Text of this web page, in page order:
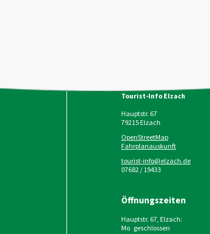
Tourist-Info Elzach
Hauptstr. 67
79215Elzach
OpenStreetMap
Fahrplanauskunft
tourist-info@elzach.de
07682 / 19433
Öffnungszeiten
Hauptstr. 67, Elzach:
Mo geschlossen